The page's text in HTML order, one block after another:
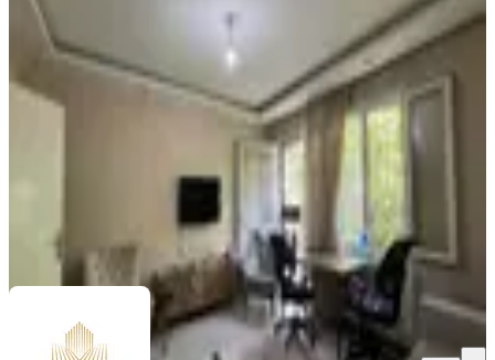
Buca, Atatürk Mahallesi
91 m² ·Bahçe katı ·17.07.2026
3.100.000 ₺
MSG GAYRİMENKUL YATIRIM DANIŞMANLIĞI